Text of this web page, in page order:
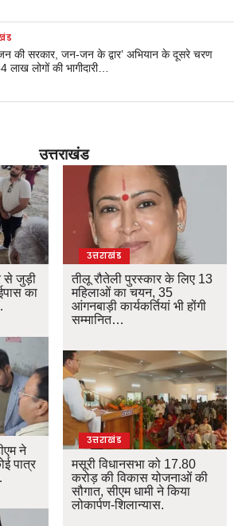
की सरकार, जन-जन के द्वार’ अभियान के दूसरे चरण
लाख लोगों की भागीदारी…
उत्तराखंड
से जुड़ी
का
ने
पात्र
उत्तराखंड
तीलू रौतेली पुरस्कार के लिए 13
महिलाओं का चयन, 35
आंगनबाड़ी कार्यकर्तियां भी होंगी
सम्मानित…
उत्तराखंड
मसूरी विधानसभा को 17.80
करोड़ की विकास योजनाओं की
सौगात, सीएम धामी ने किया
लोकार्पण-शिलान्यास.